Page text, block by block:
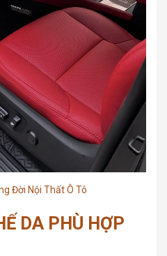
Đời Nội Thất Ô Tô
DA PHÙ HỢP